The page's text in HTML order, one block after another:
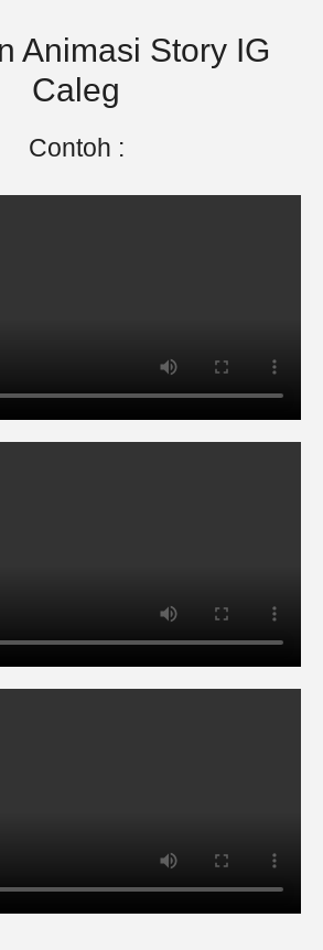
Animasi Story IG
Caleg
Contoh :